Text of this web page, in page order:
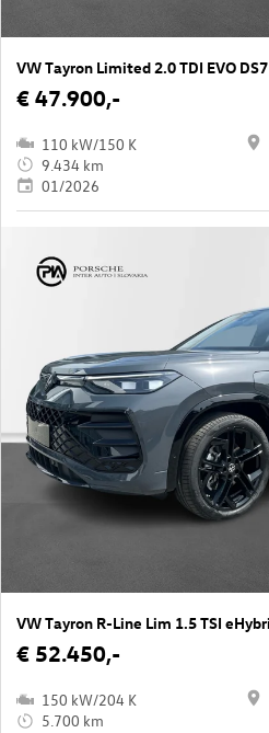
VW Tayron Limited 2.0 TDI EVO DS7
€ 47.900,-
110 kW/150 K
9.434 km
01/2026
VW Tayron R-Line Lim 1.5 TSI
€ 52.450,-
150 kW/204 K
5.700 km